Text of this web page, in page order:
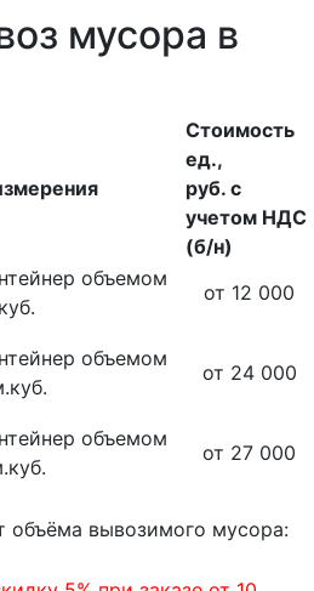
мусора в
Стоимость
ед.,
руб. с
учетом НДС
(б/н)
объемом
от 12 000
объемом
от 24 000
объемом
от 27 000
объёма вывозимого мусора: